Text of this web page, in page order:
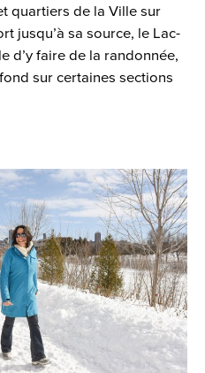
quartiers de la Ville sur
jusqu’à sa source, le Lac-
d’y faire de la randonnée,
sur certaines sections